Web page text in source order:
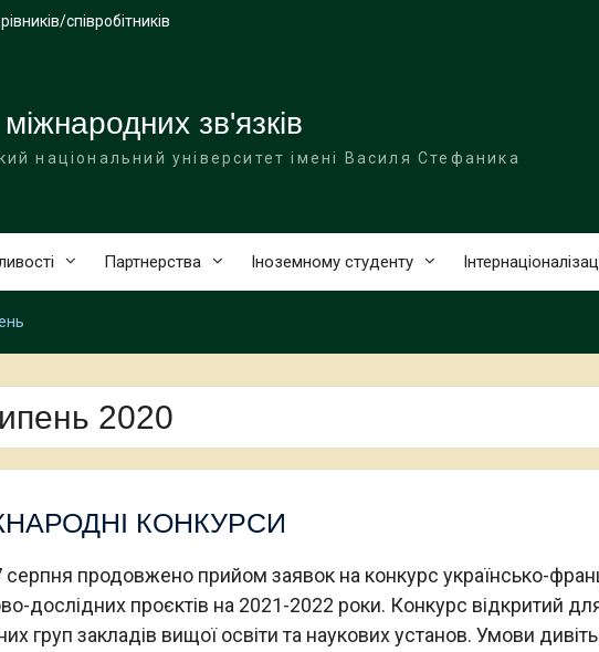
співробітників
Карпатського
університету імені
міжнародних зв'язків
національний університет імені Василя Стефаника
Партнерства Іноземному студенту
2020
КОНКУРСИ
продовжено прийом заявок на конкурс українсько-
дослідних проєктів на 2021-2022 роки. Конкурс відкритий
груп закладів вищої освіти та наукових установ. Умови